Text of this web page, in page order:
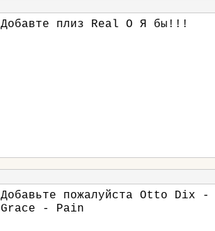
Добавте плиз Real O Я бы!!!
Добавьте пожалуйста Otto Dix
Grace - Pain